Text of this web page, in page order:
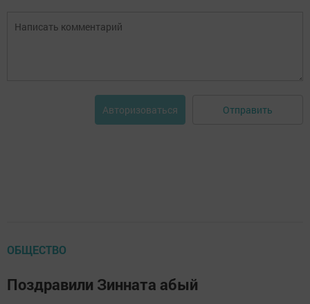
Авторизоваться Отправить
ОБЩЕСТВО
Поздравили Зинната абый